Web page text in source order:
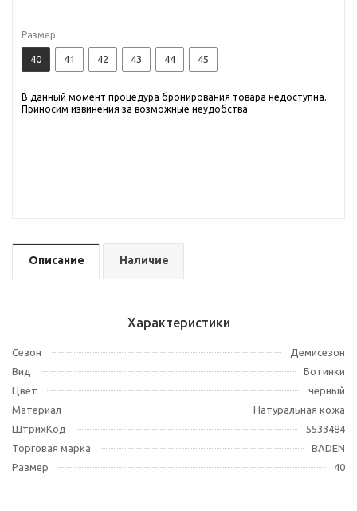
Размер
40 41 42 43 44 45
В данный момент процедура бронирования товара недоступна.
Приносим извинения за возможные неудобства.
Описание Наличие
Характеристики
Сезон
Демисезон
Вид
Ботинки
Цвет
черный
Материал
Натуральная кожа
ШтрихКод
5533484
Торговая марка
BADEN
Размер
40